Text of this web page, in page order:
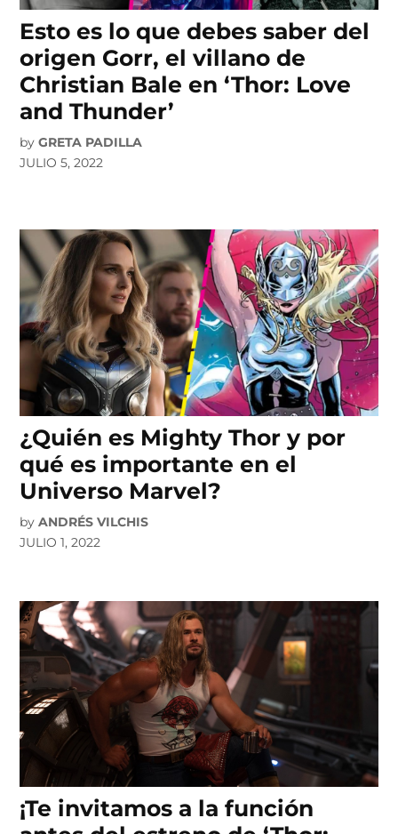
Esto es lo que debes saber del
origen Gorr, el villano de
Christian Bale en ‘Thor: Love
and Thunder’
by GRETA PADILLA
JULIO 5, 2022
¿Quién es Mighty Thor y por
qué es importante en el
Universo Marvel?
by ANDRÉS VILCHIS
JULIO 1, 2022
¡Te invitamos a la función